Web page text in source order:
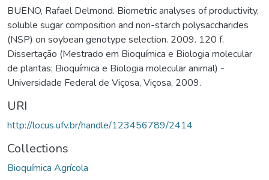
BUENO, Rafael Delmond. Biometric analyses of productivity,
soluble sugar composition and non-starch polysaccharides
(NSP) on soybean genotype selection. 2009. 120 f.
Dissertação (Mestrado em Bioquímica e Biologia molecular
de plantas; Bioquímica e Biologia molecular animal) -
Universidade Federal de Viçosa, Viçosa, 2009.
URI
http://locus.ufv.br/handle/123456789/2414
Collections
Bioquímica Agrícola